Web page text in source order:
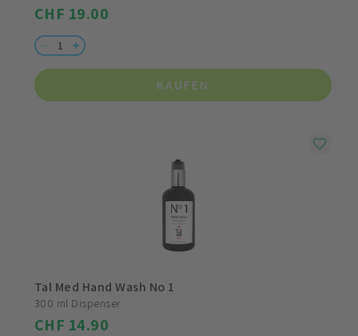
CHF 19.00
KAUFEN
Tal Med Hand Wash No 1
300 ml Dispenser
CHF 14.90